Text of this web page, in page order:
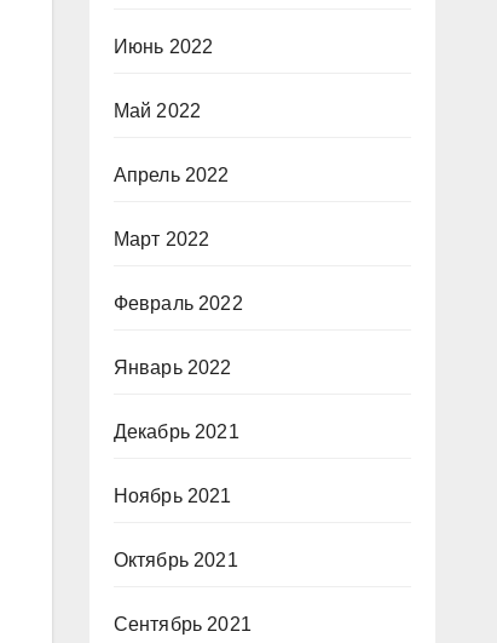
Июнь 2022
Май 2022
Апрель 2022
Март 2022
Февраль 2022
Январь 2022
Декабрь 2021
Ноябрь 2021
Октябрь 2021
Сентябрь 2021